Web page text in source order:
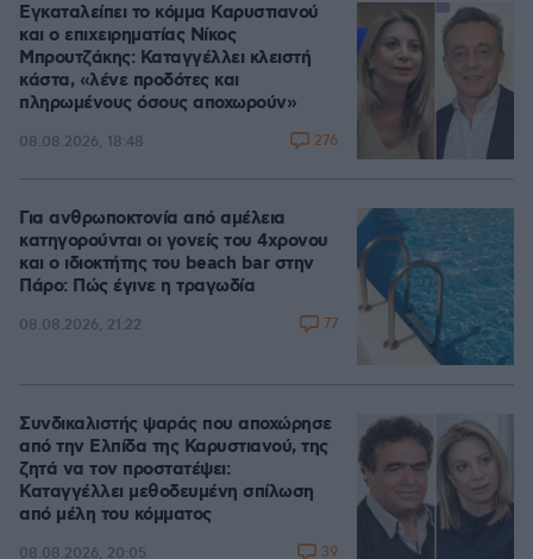
Εγκαταλείπει το κόμμα Καρυστιανού
και ο επιχειρηματίας Νίκος
Μπρουτζάκης: Καταγγέλλει κλειστή
κάστα, «λένε προδότες και
πληρωμένους όσους αποχωρούν»
08.08.2026, 18:48 276
Για ανθρωποκτονία από αμέλεια
κατηγορούνται οι γονείς του 4χρονου
και ο ιδιοκτήτης του beach bar στην
Πάρο: Πώς έγινε η τραγωδία
08.08.2026, 21:22 77
Συνδικαλιστής ψαράς που αποχώρησε
από την Ελπίδα της Καρυστιανού, της
ζητά να τον προστατέψει:
Καταγγέλλει μεθοδευμένη σπίλωση
από μέλη του κόμματος
08.08.2026, 20:05 39